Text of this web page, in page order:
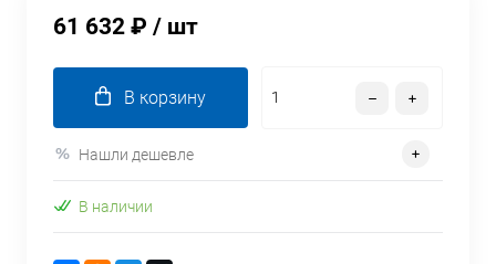
61 632 ₽ / шт
В корзину
Нашли дешевле
В наличии